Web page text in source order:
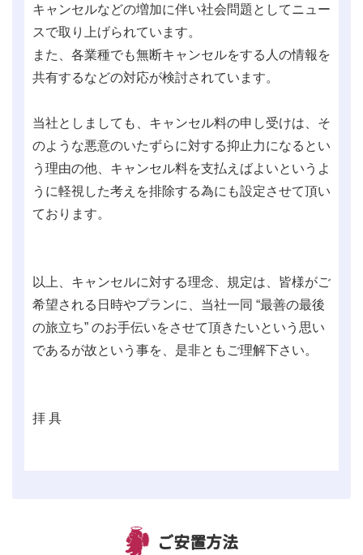
キャンセルなどの増加に伴い社会問題としてニュー
スで取り上げられています。
また、各業種でも無断キャンセルをする人の情報を
共有するなどの対応が検討されています。
当社としましても、キャンセル料の申し受けは、そ
のような悪意のいたずらに対する抑止力になるとい
う理由の他、キャンセル料を支払えばよいというよ
うに軽視した考えを排除する為にも設定させて頂い
ております。
以上、キャンセルに対する理念、規定は、皆様がご
希望される日時やプランに、当社一同 “最善の最後
の旅立ち” のお手伝いをさせて頂きたいという思い
であるが故という事を、是非ともご理解下さい。
拝 具
ご安置方法